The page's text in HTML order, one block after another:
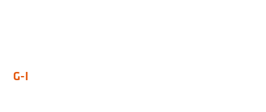
G-I